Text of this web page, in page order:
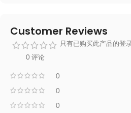
Customer Reviews
0 评论
0
0
0
只有已购买此产品的登